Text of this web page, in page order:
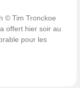
© Tim Tronckoe
offert hier soir au
pour les